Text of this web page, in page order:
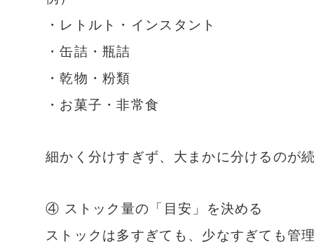
・レトルト・インスタント
・缶詰・瓶詰
・乾物・粉類
・お菓子・非常食
細かく分けすぎず、大まかに分けるのが
④ ストック量の「目安」を決める
ストックは多すぎても、少なすぎても管